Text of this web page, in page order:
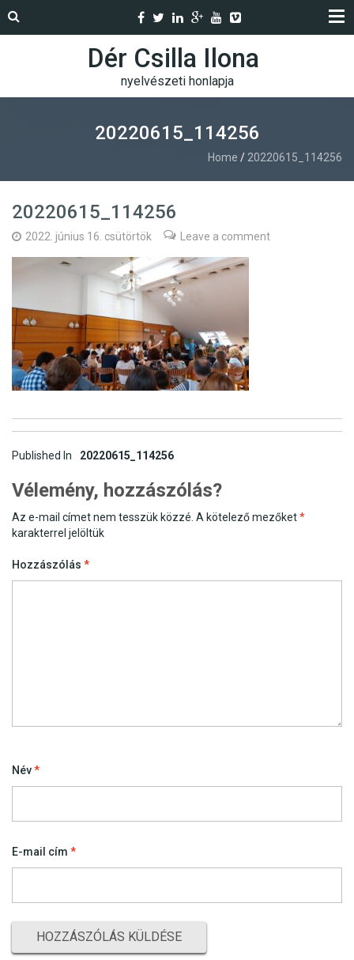
Dér Csilla Ilona
nyelvészeti honlapja
20220615_114256
Home / 20220615_114256
20220615_114256
2022. június 16. csütörtök Leave a comment
Post
navigation
Published In 20220615_114256
Vélemény, hozzászólás?
Az e-mail címet nem tesszük közzé. A kötelező mezőket*
karakterrel jelöltük
Hozzászólás *
Név*
E-mail cím *